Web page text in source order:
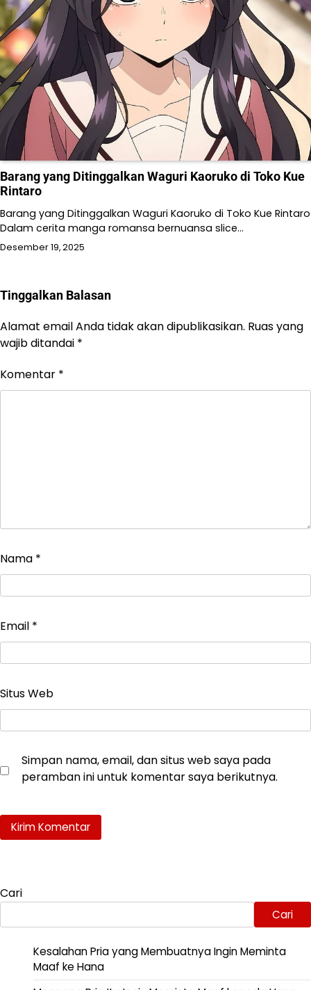
Barang yang Ditinggalkan Waguri Kaoruko di Toko Kue
Rintaro
Barang yang Ditinggalkan Waguri Kaoruko di Toko Kue Rintaro
Dalam cerita manga romansa bernuansa slice…
Desember 19, 2025
Tinggalkan Balasan
Alamat email Anda tidak akan dipublikasikan. Ruas yang
wajib ditandai *
Komentar *
Nama *
Email *
Situs Web
Simpan nama, email, dan situs web saya pada
peramban ini untuk komentar saya berikutnya.
Cari
Cari
Kesalahan Pria yang Membuatnya Ingin Meminta
Maaf ke Hana